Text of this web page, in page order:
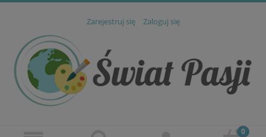
Zarejestruj się Zaloguj się